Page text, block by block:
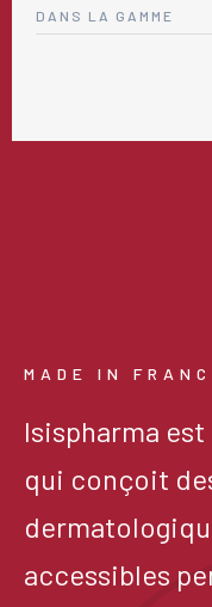
DANS LA GAMME
MADE IN
Isispharma
qui conçoit
accessibles